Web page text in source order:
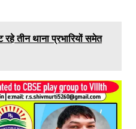
तीन थाना प्रभारियों समेत